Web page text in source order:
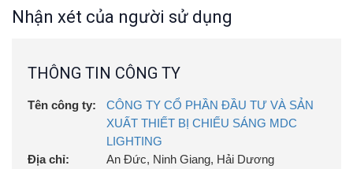
Nhận xét của người sử dụng
THÔNG TIN CÔNG TY
Tên công ty:
CÔNG TY CỔ PHẦN ĐẦU TƯ VÀ SẢN
XUẤT THIẾT BỊ CHIẾU SÁNG MDC
LIGHTING
Địa chỉ:
An Đức, Ninh Giang, Hải Dương